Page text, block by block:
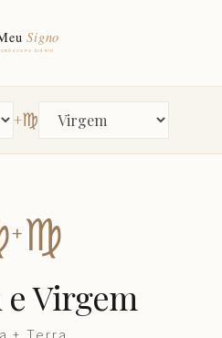
+
Segundo signo
♍︎
+♍︎
eVirgem
+ Terra